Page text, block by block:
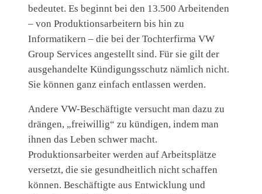
bedeutet. Es beginnt bei den 13.500 Arbeitenden
– von Produktionsarbeitern bis hin zu
Informatikern – die bei der Tochterfirma VW
Group Services angestellt sind. Für sie gilt der
ausgehandelte Kündigungsschutz nämlich nicht.
Sie können ganz einfach entlassen werden.
Andere VW-Beschäftigte versucht man dazu zu
drängen, „freiwillig“ zu kündigen, indem man
ihnen das Leben schwer macht.
Produktionsarbeiter werden auf Arbeitsplätze
versetzt, die sie gesundheitlich nicht schaffen
können. Beschäftigte aus Entwicklung und